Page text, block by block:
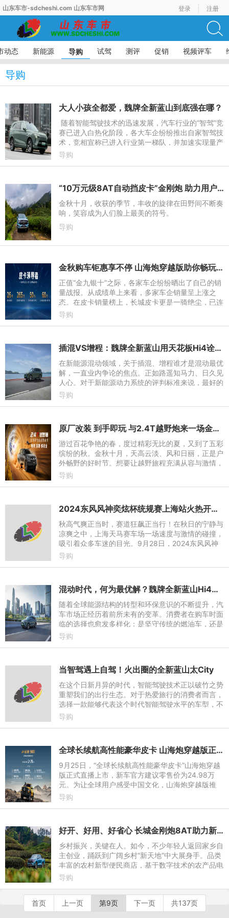
山东车市-sdcheshi.com 山东车市网 登录 注册
动态 新能源 导购 试驾 测评 促销 视频评车
导购
大人小孩全都爱，魏牌全新蓝山到底强在哪？
随着智能驾驶技术的迅速发展，汽车行业的“智驾”竞
赛已进入白热化阶段，各大车企纷纷推出自家智驾技
术，竞相宣称已进入行业第一梯队，并加速实现量产
上市。然而，这些技术在真实场景中究竟是否好用，
导购
“10万元级8AT自动挡皮卡”金刚炮 助力用户高效创富
金秋十月，收获的季节，丰收的旋律在田野间不断奏
响，笑容成为人们脸上最美的符号。
导购
金秋购车钜惠享不停 山海炮穿越版助你畅玩户外全场景
正值“金九银十”之际，各家车企纷纷晒出了自己的销
量战报。从成绩单上来看，多家车企销量呈上涨之
态。在皮卡销量榜上，长城皮卡更是一骑绝尘，已连
续26年销量第一，全球累计销量突破265万辆；长城
导购
插混VS增程：魏牌全新蓝山用天花板Hi4诠释都市家庭用车最优解
在新能源混动领域，关于插混、增程谁才是混动最优
解，一直业内争论的焦点。正如路遥知马力、日久见
人心。对于新能源动力系统的评判标准来说，最好的
答案就是路上见。近日，一位媒体博主驾驶着魏牌全
导购
原厂改装 到手即玩 与2.4T越野炮来一场金秋户外探险之旅
游过百花争艳的春，度过精彩无比的夏，又到了五彩
缤纷的秋。金秋十月，天高云淡、风和日丽，正是户
外畅野的好时节。想要让越野旅程充满从容与激情，
一辆能够带你纵擎户外的座驾必不可少。全新上市的
导购
2024东风风神奕炫杯统规赛上海站火热开赛 精英车手激战天马赛道
秋高气爽正当时，赛道狂飙正当行！在秋日的宁静与
凉爽之中，上海天马赛车场一场速度与激情的碰撞，
吸引着众多车迷的目光。9月28日，2024东风风神
奕炫杯统规赛再度火热开启，这也是今年在天马赛车
导购
混动时代，何为最优解？魏牌全新蓝山Hi4性能版降维打击“新势力”
随着全球能源结构的转型和环保意识的不断提升，汽
车市场正经历着前所未有的变革。消费者在购车时面
临的选择也愈发多样化：是坚守传统的燃油车，还是
拥抱未来的纯电动车，亦或是选择介于两者之间的混
导购
当智驾遇上自驾！火出圈的全新蓝山太City
在这个日新月异的时代，智能驾驶技术正以破竹之势
重塑我们的出行生态。对于热爱旅行的消费者而言，
选择一款能够代表这个时代智能驾驶水平的车型，不
仅是一种对科技的向往，更是对生活品质的不懈追
导购
全球长续航高性能豪华皮卡 山海炮穿越版正式上市 售价24.98万元
9月25日，“全球长续航高性能豪华皮卡”山海炮穿越
版正式直播上市，新车官方建议零售价为24.98万
元。为让全球用户感受中国文化，山海炮穿越版推
出“墨黑”“金甲”两款国潮配色。购车用户还可尊享“金
导购
好开、好用、好省心 长城金刚炮8AT助力新时代奋斗者畅行创富路
乡村振兴，关键在人。如今，不少年轻人返回家乡自
主创业，踊跃到广阔乡村“新天地”中大展身手。品类
丰富的农村新型便民商店，基于数字技术的农产品电
商，田间地头飞翔着无人机的无人智慧农场，乡村振
导购
首页 上一页 第9页 下一页 共137页